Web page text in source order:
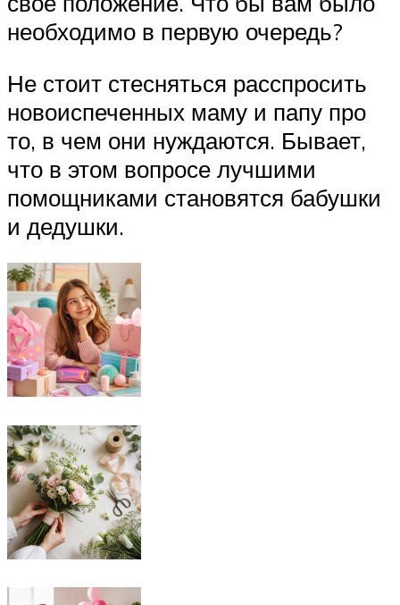
необходимо в первую очередь?
Не стоит стесняться расспросить
новоиспеченных маму и папу про
то, в чем они нуждаются. Бывает,
что в этом вопросе лучшими
помощниками становятся бабушки
и дедушки.